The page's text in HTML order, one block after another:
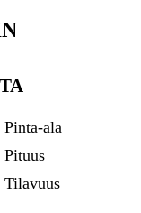
Pinta-ala
Pituus
Tilavuus